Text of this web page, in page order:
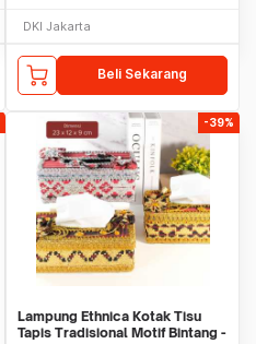
DKI Jakarta
Beli Sekarang
-39%
Lampung Ethnica Kotak Tisu
Tapis Tradisional Motif Bintang -